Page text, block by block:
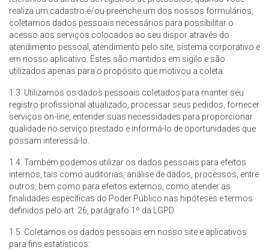
realiza um cadastro e/ou preenche um dos nossos formulários,
coletamos dados pessoais necessários para possibilitar o
acesso aos serviços colocados ao seu dispor através do
atendimento pessoal, atendimento pelo site, sistema corporativo e
em nosso aplicativo. Estes são mantidos em sigilo e são
utilizados apenas para o propósito que motivou a coleta.
1.3. Utilizamos os dados pessoais coletados para manter seu
registro profissional atualizado, processar seus pedidos, fornecer
serviços on-line, entender suas necessidades para proporcionar
qualidade no serviço prestado e informá-lo de oportunidades que
possam interessá-lo.
1.4. Também podemos utilizar os dados pessoais para efeitos
internos, tais como auditorias, análise de dados, processos, entre
outros, bem como para efeitos externos, como atender as
finalidades específicas do Poder Público nas hipóteses e termos
definidos pelo art. 26, parágrafo 1º da LGPD.
1.5. Coletamos os dados pessoais em nosso site e aplicativos
para fins estatísticos: